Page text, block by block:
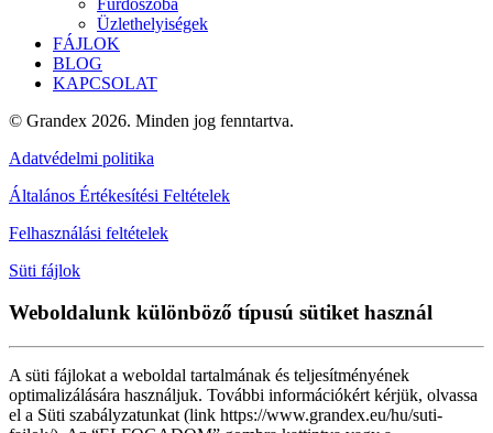
Üzlethelyiségek
FÁJLOK
BLOG
KAPCSOLAT
© Grandex 2026. Minden jog fenntartva.
Adatvédelmi politika
Általános Értékesítési Feltételek
Felhasználási feltételek
Süti fájlok
Weboldalunk különböző típusú sütiket használ
A süti fájlokat a weboldal tartalmának és teljesítményének
optimalizálására használjuk. További információkért kérjük, olvassa
el a Süti szabályzatunkat (link https://www.grandex.eu/hu/suti-